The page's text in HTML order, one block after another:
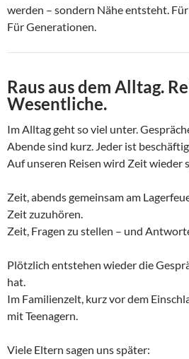
werden – sondern Nähe entsteht.
Für Generationen.
Raus aus dem Alltag.
Wesentliche.
Im Alltag geht so viel unter.
Abende sind kurz. Jeder ist
Auf unseren Reisen wird Zeit wieder
Zeit, abends gemeinsam am
Zeit zuzuhören.
Zeit, Fragen zu stellen – und
Plötzlich entstehen wieder die
hat.
Im Familienzelt, kurz vor dem
mit Teenagern.
Viele Eltern sagen uns später: